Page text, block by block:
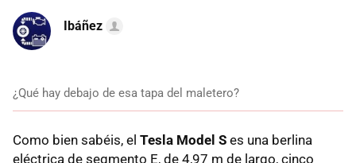
Ibáñez
¿Qué hay debajo de esa tapa del maletero?
Como bien sabéis, el Tesla Model S es una berlina
eléctrica de segmento E, de 4,97 m de largo, cinco